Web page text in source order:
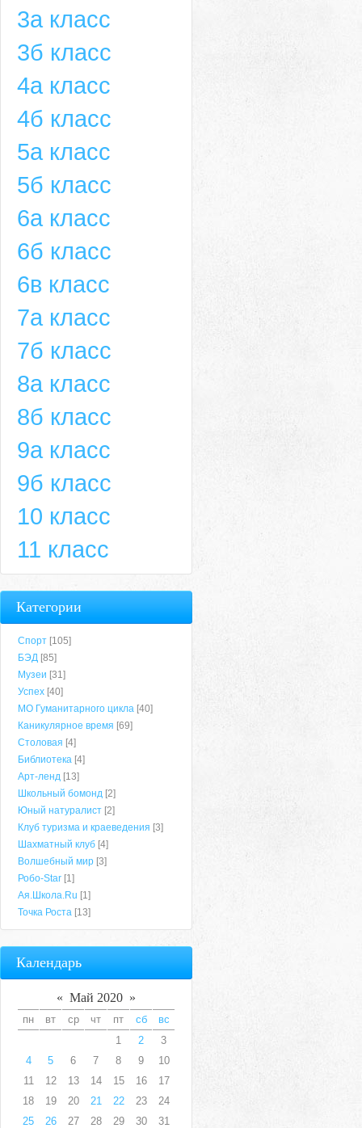
3а класс
3б класс
4а класс
4б класс
5а класс
5б класс
6а класс
6б класс
6в класс
7а класс
7б класс
8а класс
8б класс
9а класс
9б класс
10 класс
11 класс
Категории
Спорт [105]
БЭД [85]
Музеи [31]
Успех [40]
МО Гуманитарного цикла [40]
Каникулярное время [69]
Столовая [4]
Библиотека [4]
Арт-ленд [13]
Школьный бомонд [2]
Юный натуралист [2]
Клуб туризма и краеведения [3]
Шахматный клуб [4]
Волшебный мир [3]
Робо-Star [1]
Ая.Школа.Ru [1]
Точка Роста [13]
Календарь
« Май 2020 »
пн вт ср чт пт сб
вс
1
2
3
4
5 6 7 8 9
10
11
12 13 14 15 16
17
18
19 20 21 22 23
24
25
26 27 28 29 30 31